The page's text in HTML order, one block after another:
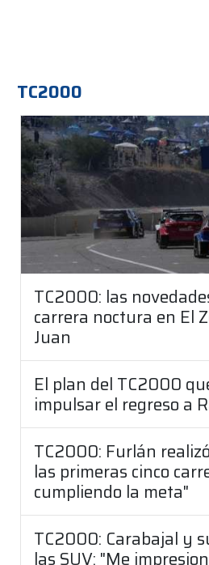
TC2000
TC2000: las
carrera noctura en El
Juan
El plan del TC2000
impulsar el regreso a
TC2000: Furlán
las primeras cinco
cumpliendo la meta"
TC2000: Carabajal y
las SUV: "Me